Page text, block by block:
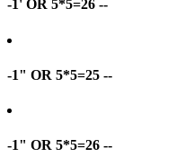
-1' OR 5*5=26 --
-1" OR 5*5=25 --
-1" OR 5*5=26 --